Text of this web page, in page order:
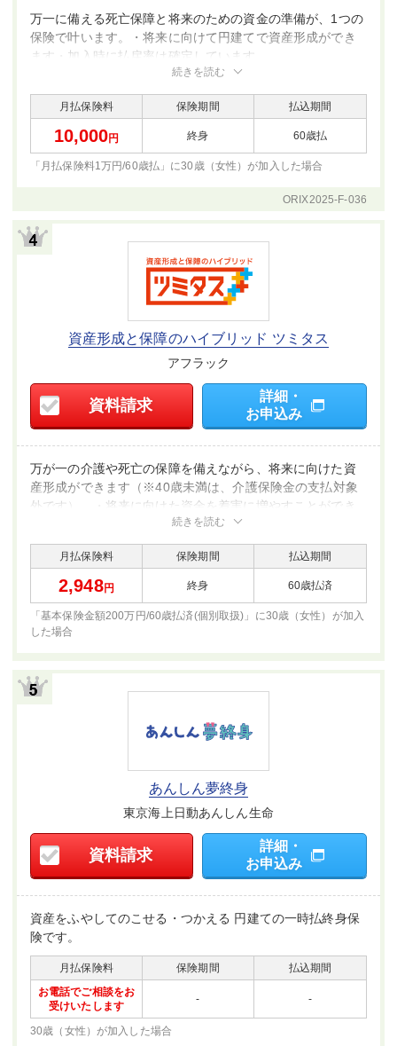
万一に備える死亡保障と将来のための資金の準備が、1つの
保険で叶います。・将来に向けて円建てで資産形成ができ
ます・加入時に払戻率は確定しています
続きを読む
月払保険料 保険期間 払込期間
10,000円 終身 60歳払
「月払保険料1万円/60歳払」に30歳（女性）が加入した場合
ORIX2025-F-036
資産形成と保障のハイブリッド ツミタス
アフラック
資料請求
詳細・
お申込み
万が一の介護や死亡の保障を備えながら、将来に向けた資
産形成ができます（※40歳未満は、介護保険金の支払対象
外です）。・将来に向けた資金を着実に増やすことができ
ます。保険料払込期間中の解約払戻金は、ほとんどの場
合、既払込保険料を下回ります（ご契約内容によっては、
保険料払込期間満了後であっても、一定期間は解約払戻金
額が累計払込保険料を下回る場合があります）。・将来、
ニーズに合わせて介護・死亡・医療・年金のコースから選
択できます（コース変更時における保障額が所定の金額を
下回る場合などには、ご希望のコースへの変更を取り扱え
続きを読む
月払保険料 保険期間 払込期間
2,948円 終身 60歳払済
「基本保険金額200万円/60歳払済(個別取扱)」に30歳（女性）が加入
した場合
あんしん夢終身
東京海上日動あんしん生命
資料請求
詳細・
お申込み
資産をふやしてのこせる・つかえる 円建ての一時払終身保
険です。
月払保険料 保険期間
払込期間
お電話でご相談をお
受けいたします
- -
30歳（女性）が加入した場合